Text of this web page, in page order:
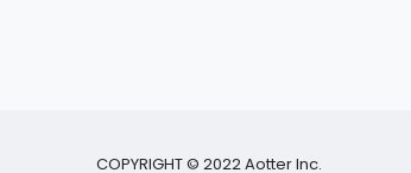
COPYRIGHT © 2022 Aotter Inc.